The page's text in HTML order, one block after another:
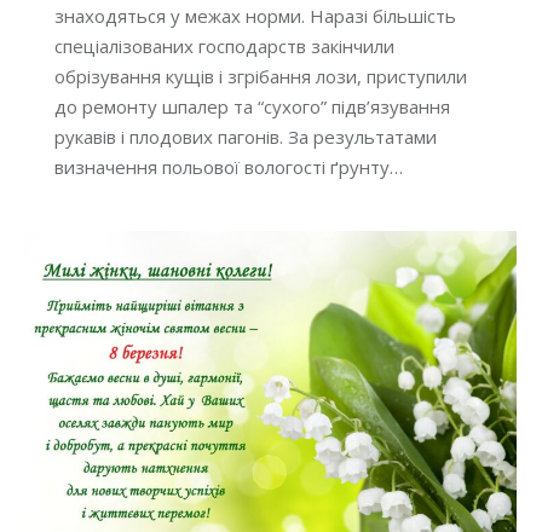
знаходяться у межах норми. Наразі більшість
спеціалізованих господарств закінчили
обрізування кущів і згрібання лози, приступили
до ремонту шпалер та “сухого” підв’язування
рукавів і плодових пагонів. За результатами
визначення польової вологості ґрунту…